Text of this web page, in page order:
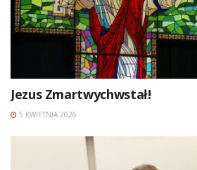
Jezus Zmartwychwstał!
5 KWIETNIA 2026